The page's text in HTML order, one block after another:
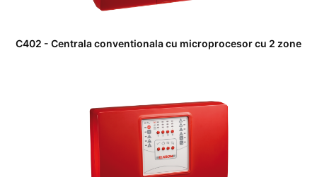
C402 - Centrala conventionala cu microprocesor cu 2 zone